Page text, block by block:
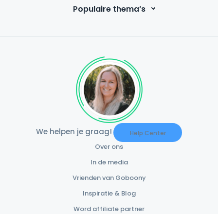
Populaire thema’s
We helpen je graag! Help Center
Over ons
In de media
Vrienden van Goboony
Inspiratie & Blog
Word affiliate partner